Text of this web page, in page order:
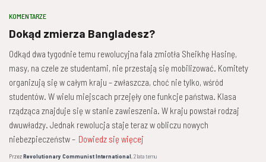
KOMENTARZE
Dokąd zmierza Bangladesz?
Odkąd dwa tygodnie temu rewolucyjna fala zmiotła Sheikhę Hasinę,
masy, na czele ze studentami, nie przestają się mobilizować. Komitety
organizują się w całym kraju – zwłaszcza, choć nie tylko, wśród
studentów. W wielu miejscach przejęły one funkcje państwa. Klasa
rządząca znajduje się w stanie zawieszenia. W kraju powstał rodzaj
dwuwładzy. Jednak rewolucja staje teraz w obliczu nowych
niebezpieczeństw – Dowiedz się więcej
PrzezRevolutionary Communist International,2 latatemu